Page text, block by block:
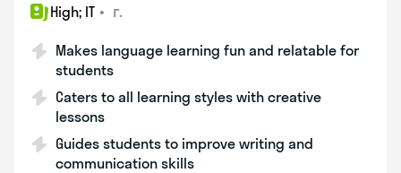
High; IT • г.
Makes language learning fun and relatable for
students
Caters to all learning styles with creative
lessons
Guides students to improve writing and
communication skills